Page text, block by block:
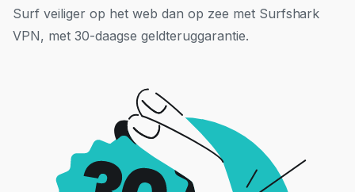
Surf veiliger op het web dan op zee met Surfshark
VPN, met 30-daagse geldteruggarantie.